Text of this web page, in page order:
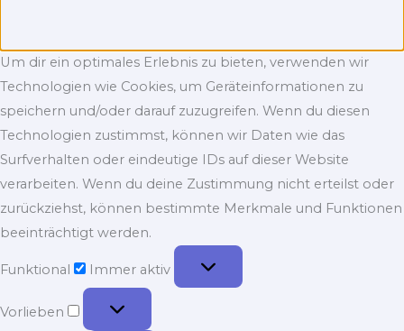
Um dir ein optimales Erlebnis zu bieten, verwenden wir
Technologien wie Cookies, um Geräteinformationen zu
speichern und/oder darauf zuzugreifen. Wenn du diesen
Technologien zustimmst, können wir Daten wie das
Surfverhalten oder eindeutige IDs auf dieser Website
verarbeiten. Wenn du deine Zustimmung nicht erteilst oder
zurückziehst, können bestimmte Merkmale und Funktionen
beeinträchtigt werden.
Funktional
Immer aktiv
Vorlieben
Vorlieben